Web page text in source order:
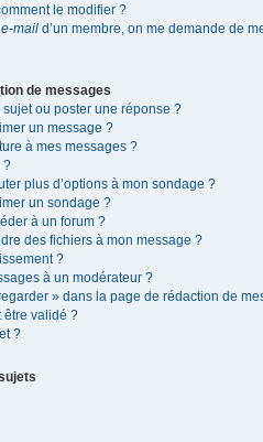
le modifier ?
e-mail d’un membre, on me demande de
de messages
ou poster une réponse ?
un message ?
à mes messages ?
?
plus d’options à mon sondage ?
un sondage ?
à un forum ?
des fichiers à mon message ?
?
à un modérateur ?
» dans la page de rédaction de
être validé ?
?